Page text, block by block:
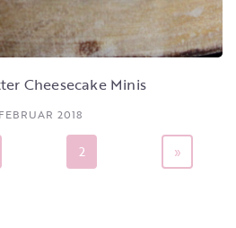
Cheesecake Minis
2018
2 »